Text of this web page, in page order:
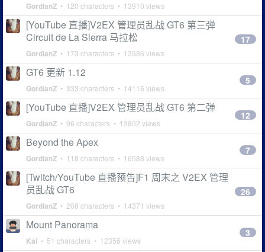
GordianZ • 120 characters • 13910 views
[YouTube 直播]V2EX 管理员乱战 GT6 第三弹
Circuit de La Sierra 马拉松
GordianZ • 173 characters • 13986 views
17
GT6 更新 1.12
GordianZ • 333 characters • 14116 views
5
[YouTube 直播]V2EX 管理员乱战 GT6 第二弹
GordianZ • 96 characters • 13802 views
12
Beyond the Apex
GordianZ • 118 characters • 16588 views
7
[Twitch/YouTube 直播预告]F1 周末之 V2EX 管理
员乱战 GT6
GordianZ • 208 characters • 14371 views
26
Mount Panorama
Kai • 51 characters • 12356 views
3